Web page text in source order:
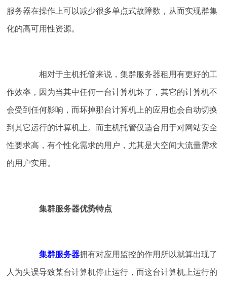
服务器在操作上可以减少很多单点式故障数，从而实现群集
化的高可用性资源。
相对于主机托管来说，集群服务器租用有更好的工
作效率，因为当其中任何一台计算机坏了，其它的计算机不
会受到任何影响，而坏掉那台计算机上的应用也会自动切换
到其它运行的计算机上。而主机托管仅适合用于对网站安全
性要求高，有个性化需求的用户，尤其是大空间大流量需求
的用户实用。
集群服务器优势特点
集群服务器拥有对应用监控的作用所以就算出现了
人为失误导致某台计算机停止运行，而这台计算机上运行的